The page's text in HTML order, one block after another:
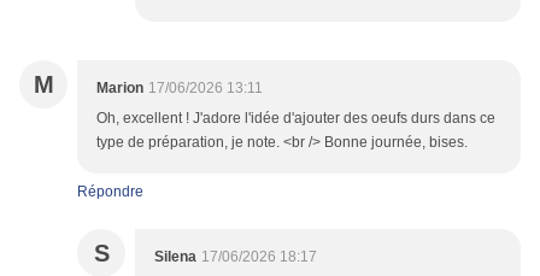
M Marion 17/06/2026 13:11
Oh, excellent ! J'adore l'idée d'ajouter des oeufs durs dans ce
type de préparation, je note. <br /> Bonne journée, bises.
Répondre
S Silena 17/06/2026 18:17